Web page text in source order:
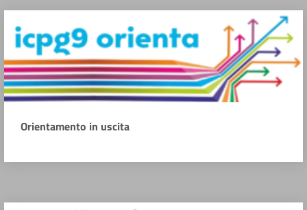
Orientamento in uscita